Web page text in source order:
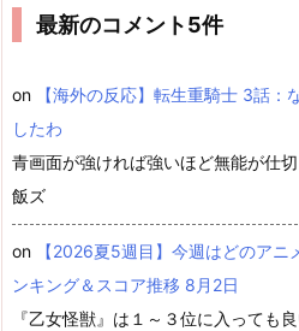
最新のコメント5件
on
【海外の反応】転生重騎士 3話：
したわ
青画面が強ければ強いほど無能が仕
飯ズ
on
【2026夏5週目】今週はどのア
ンキング＆スコア推移 8月2日
『乙女怪獣』は１～３位に入っても